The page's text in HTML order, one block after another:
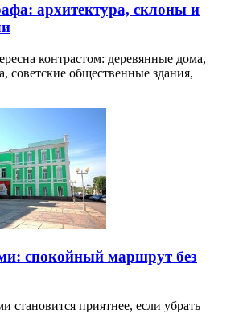
архитектура, склоны и
контрастом: деревянные дома,
советские общественные здания,
спокойный маршрут без
становится приятнее, если убрать